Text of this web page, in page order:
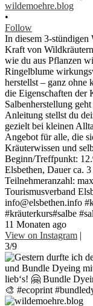
wildemoehre.blog
•
Follow
In diesem 3-stündigen
Kraft von
wie du aus Pflanzen
Ringelblume
herstellst – ganz ohne
die Eigenschaften der
Salbenherstellung
Anleitung stellst du
gezielt bei kleinen
Angebot für alle, die
Kräuterwissen und
Beginn/Treffpunkt:
Elsbethen, Dauer ca.
Teilnehmeranzahl:
Tourismusverband
info@elsbethen.info
#kräuterkurs#salbe
11 Monaten ago
View on Instagram |
3/9